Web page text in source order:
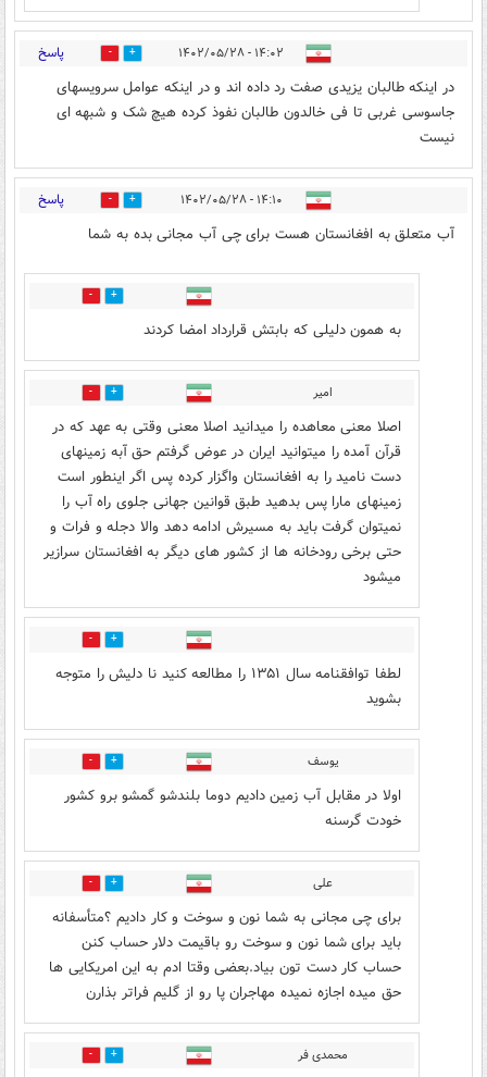
۱۴:۰۲ - ۱۴۰۲/۰۵/۲۸ 27 پاسخ
در اینکه طالبان یزیدی صفت رد داده اند و در اینکه عوامل سرویسهای
جاسوسی غربی تا فی خالدون طالبان نفوذ کرده هیچ شک و شبهه ای
نیست
۱۴:۱۰ - ۱۴۰۲/۰۵/۲۸ 11 پاسخ
آب متعلق به افغانستان هست برای چی آب مجانی بده به شما
44
به همون دلیلی که بابتش قرارداد امضا کردند
امیر 32
اصلا معنی معاهده را میدانید اصلا معنی وقتی به عهد که در
قرآن آمده را میتوانید ایران در عوض گرفتم حق آبه زمینهای
دست نامید را به افغانستان واگزار کرده پس اگر اینطور است
زمینهای مارا پس بدهید طبق قوانین جهانی جلوی راه آب را
نمیتوان گرفت باید به مسیرش ادامه دهد والا دجله و فرات و
حتی برخی رودخانه ها از کشور های دیگر به افغانستان سرازیر
میشود
39
لطفا توافقنامه سال ۱۳۵۱ را مطالعه کنید نا دلیش را متوجه‌
بشوید
یوسف 70
اولا در مقابل آب زمین دادیم دوما بلندشو گمشو برو کشور
خودت گرسنه
علی 46
برای چی مجانی به شما نون و سوخت و کار دادیم ؟متأسفانه
باید برای شما نون و سوخت رو باقیمت دلار حساب کنن
حساب کار دست تون بیاد.بعضی وقتا ادم به این امریکایی ها
حق میده اجازه نمیده مهاجران پا رو از گلیم فراتر بذارن
محمدی فر 19